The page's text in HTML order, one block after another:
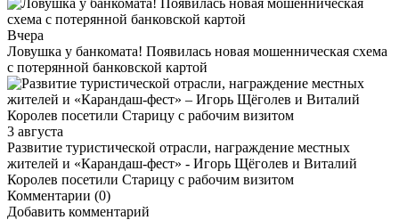
Вчера
Ловушка у банкомата! Появилась новая мошенническая схема
с потерянной банковской картой
3 августа
Развитие туристической отрасли, награждение местных
жителей и «Карандаш-фест» - Игорь Щёголев и Виталий
Королев посетили Старицу с рабочим визитом
Комментарии (0)
Добавить комментарий